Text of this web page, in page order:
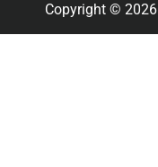
Copyright © 2026